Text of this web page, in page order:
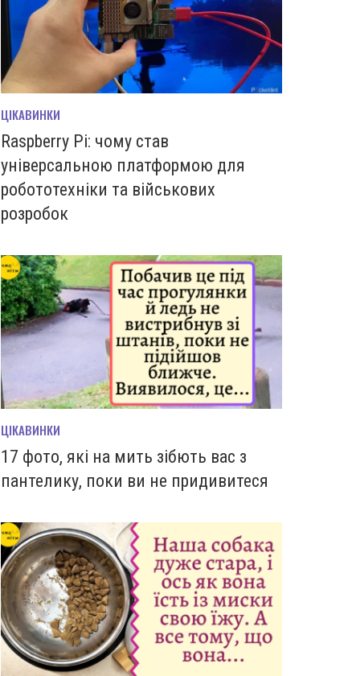
ЦІКАВИНКИ
Raspberry Pi: чому став
універсальною платформою для
робототехніки та військових
розробок
ЦІКАВИНКИ
17 фото, які на мить зiбють вас з
пантелику, поки ви не придивитеся